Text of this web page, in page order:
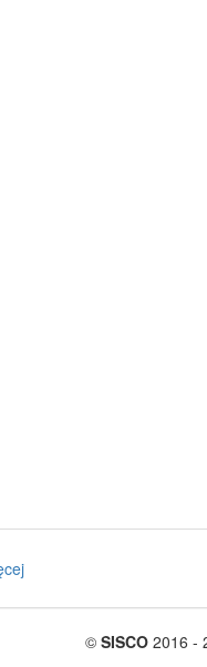
© SISCO 2016 -